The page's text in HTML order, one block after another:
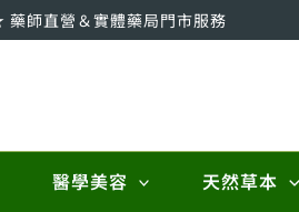
師直營＆實體藥局門市服務
醫學美容 天然草本